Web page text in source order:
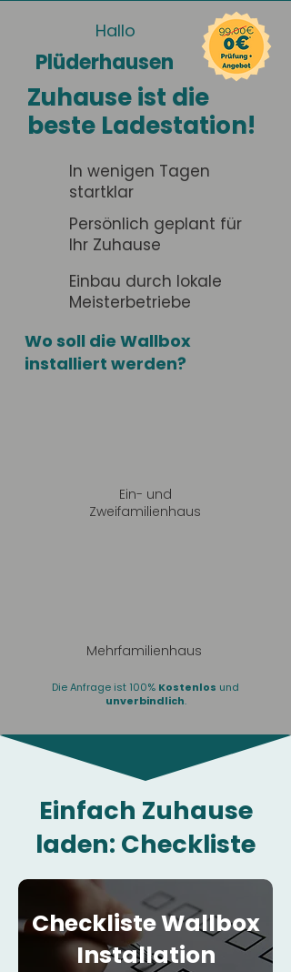
Hallo
Plüderhausen
Zuhause ist die
beste Ladestation!
In wenigen Tagen
startklar
Persönlich geplant für
Ihr Zuhause
Einbau durch lokale
Meisterbetriebe
Wo soll die Wallbox
installiert werden?
Ein- und
Zweifamilienhaus
Mehrfamilienhaus
Die Anfrage ist 100% Kostenlos und
unverbindlich.
Einfach Zuhause
laden: Checkliste
Checkliste Wallbox
Installation